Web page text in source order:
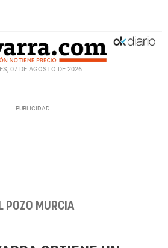
07 DE AGOSTO DE 2026
POZO MURCIA